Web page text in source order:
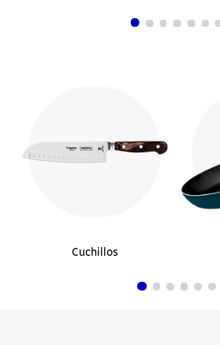
$51.990
$36.393
Comprar ahora